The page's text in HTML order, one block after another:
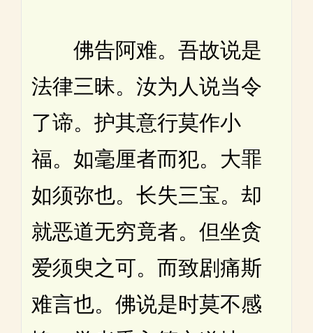
佛告阿难。吾故说是
法律三昧。汝为人说当令
了谛。护其意行莫作小
福。如毫厘者而犯。大罪
如须弥也。长失三宝。却
就恶道无穷竟者。但坐贪
爱须臾之可。而致剧痛斯
难言也。佛说是时莫不感